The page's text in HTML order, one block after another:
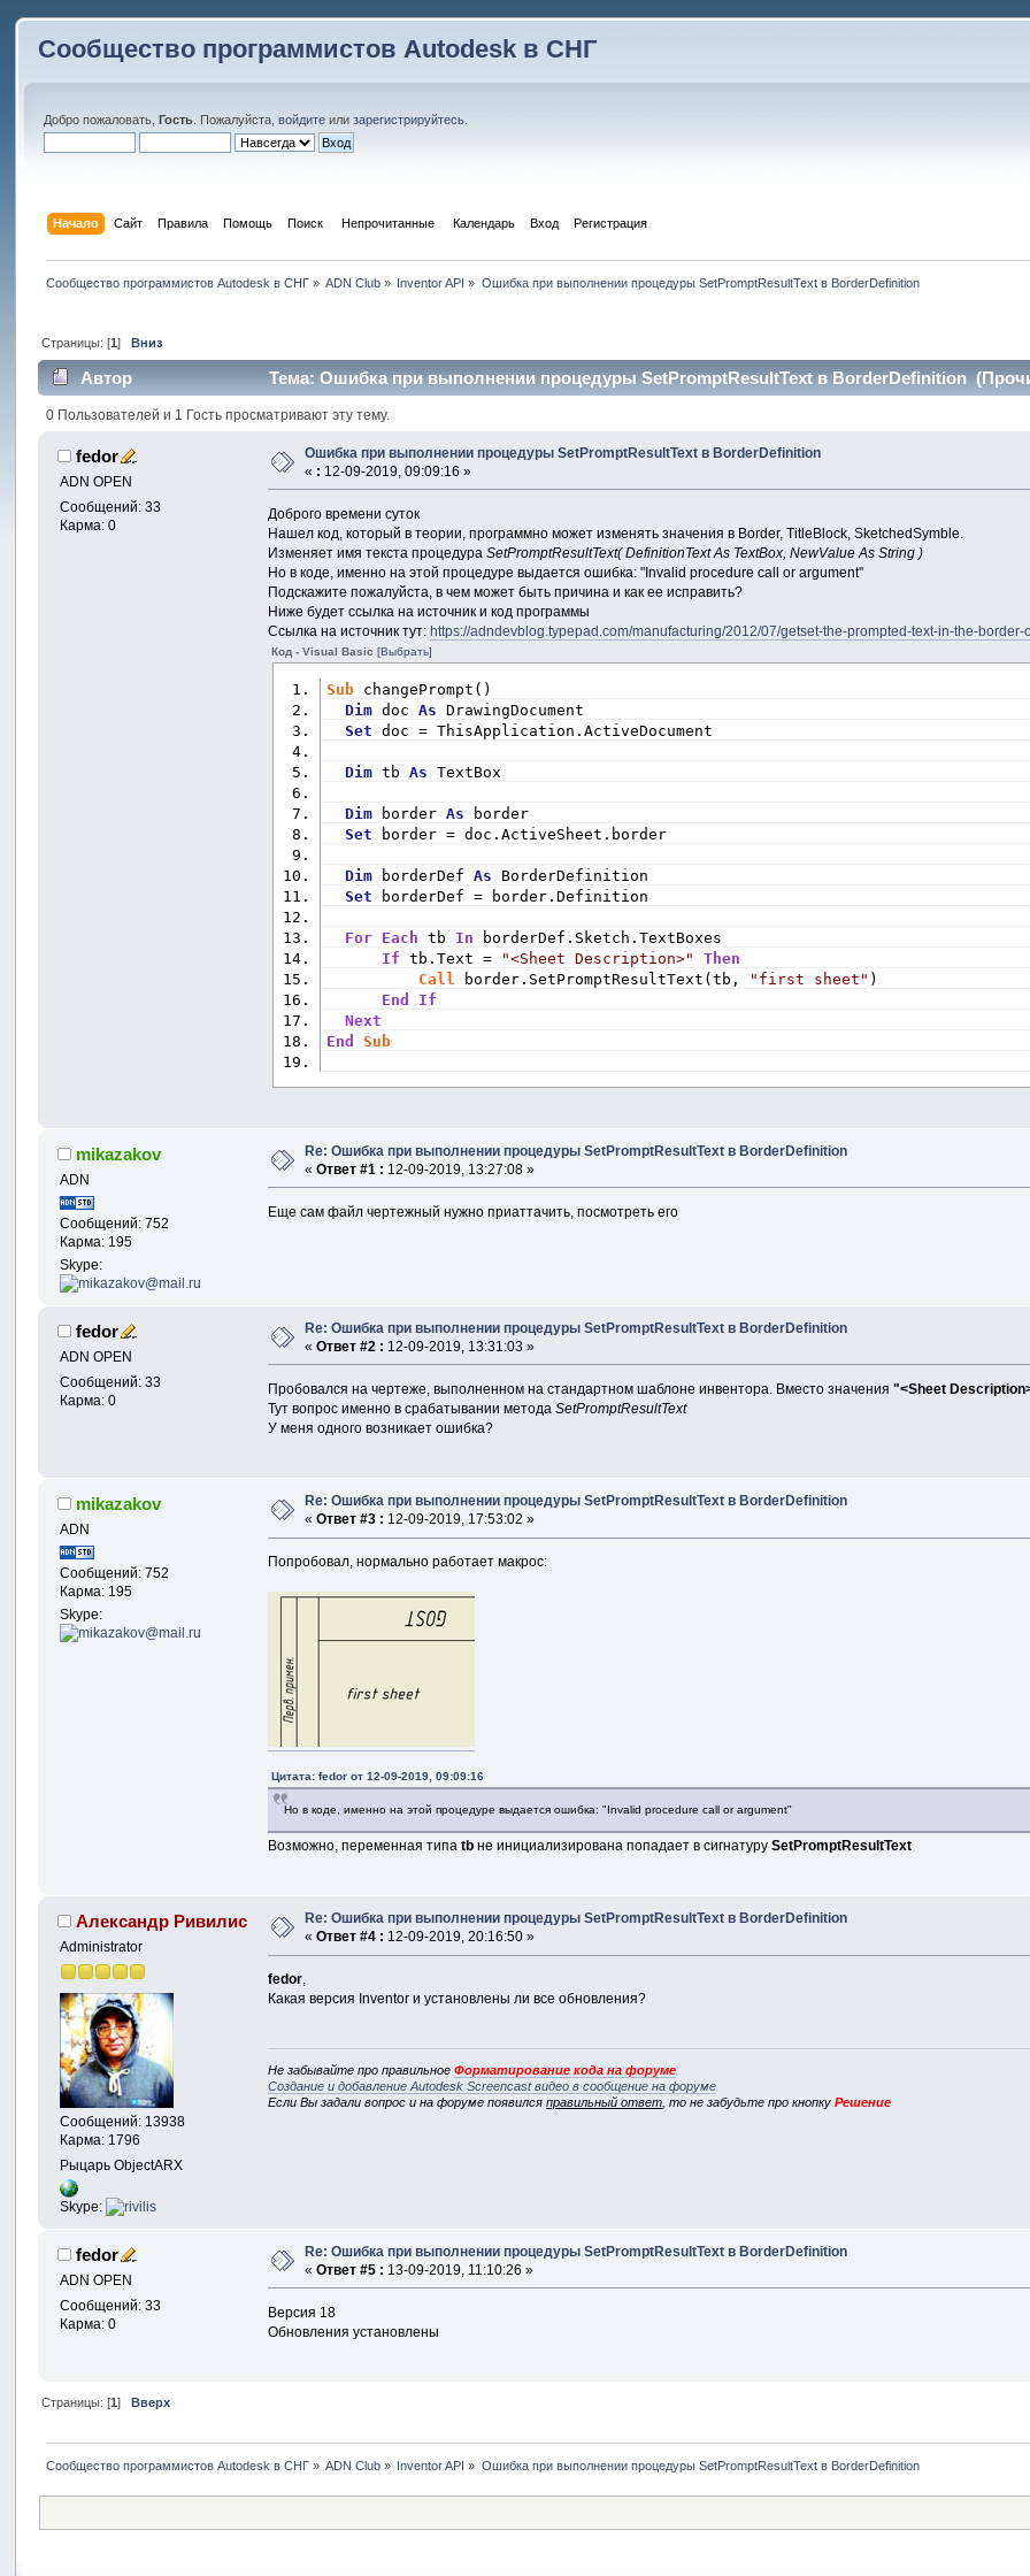
Сообщество программистов Autodesk в СНГ
Добро пожаловать,Гость . Пожалуйста,войдите илизарегистрируйтесь
Начало Сайт Правила Помощь Поиск Непрочитанные Календарь Вход Регистрация
Сообщество программистов Autodesk в СНГ» ADN Club » Inventor API » Ошибка при выполнении процедуры SetPromptResultText в BorderDefinition
Страницы: [1] Вниз
Автор Тема: Ошибка при выполнении процедуры SetPromptResultText в BorderDefinition
0 Пользователей и 1 Гость просматривают эту тему.
fedor
ADN OPEN
Сообщений: 33
Карма: 0
Ошибка при выполнении процедуры SetPromptResultText в BorderDefinition
« : 12-09-2019, 09:09:16 »
Доброго времени суток
Нашел код, который в теории, программно может изменять значения в Border, TitleBlock, SketchedSymble.
Изменяет имя текста процедураSetPromptResultText( DefinitionText As TextBox, NewValue As String )
Но в коде, именно на этой процедуре выдается ошибка: "Invalid procedure call or argument"
Подскажите пожалуйста, в чем может быть причина и как ее исправить?
Ниже будет ссылка на источник и код программы
Ссылка на источник тут:https://adndevblog.typepad.com/manufacturing/2012/07/getset-the-prompted-text-in-the-
Код - Visual Basic[Выбрать]
Sub changePrompt()
Dim doc As DrawingDocument
Set doc = ThisApplication.ActiveDocument
Dim tb As TextBox
Dim border As border
Set border = doc.ActiveSheet.border
Dim borderDef As BorderDefinition
Set borderDef = border.Definition
For Each tb In borderDef.Sketch.TextBoxes
If tb.Text = "<Sheet Description>"
Then
Call
border.SetPromptResultText(tb, "first sheet" )
End
If
Next
End
Sub
mikazakov
ADN
Сообщений: 752
Карма: 195
Skype:
Re: Ошибка при выполнении процедуры SetPromptResultText в BorderDefinition
«Ответ #1 : 12-09-2019, 13:27:08 »
Еще сам файл чертежный нужно приаттачить, посмотреть его
fedor
ADN OPEN
Сообщений: 33
Карма: 0
Re: Ошибка при выполнении процедуры SetPromptResultText в BorderDefinition
«Ответ #2 : 12-09-2019, 13:31:03 »
Пробовался на чертеже, выполненном на стандартном шаблоне инвентора. Вместо значения"<Sheet
Тут вопрос именно в срабатывании методаSetPromptResultText
У меня одного возникает ошибка?
mikazakov
ADN
Сообщений: 752
Карма: 195
Skype:
Re: Ошибка при выполнении процедуры SetPromptResultText в BorderDefinition
«Ответ #3 : 12-09-2019, 17:53:02 »
Попробовал, нормально работает макрос:
Цитата: fedor от 12-09-2019, 09:09:16
Но в коде, именно на этой процедуре выдается ошибка: "Invalid procedure call or argument"
Возможно, переменная типаtb не инициализирована попадает в сигнатуруSetPromptResultText
Александр Ривилис
Administrator
Сообщений: 13938
Карма: 1796
Рыцарь ObjectARX
Skype:
Re: Ошибка при выполнении процедуры SetPromptResultText в BorderDefinition
«Ответ #4 : 12-09-2019, 20:16:50 »
fedor,
Какая версия Inventor и установлены ли все обновления?
Не забывайте про правильноеФорматирование кода на форуме
Создание и добавление Autodesk Screencast видео в сообщение на форуме
Если Вы задали вопрос и на форуме появилсяправильный ответ , то не забудьте про кнопкуРешение
fedor
ADN OPEN
Сообщений: 33
Карма: 0
Re: Ошибка при выполнении процедуры SetPromptResultText в BorderDefinition
«Ответ #5 : 13-09-2019, 11:10:26 »
Версия 18
Обновления установлены
Страницы: [1] Вверх
Сообщество программистов Autodesk в СНГ» ADN Club » Inventor API » Ошибка при выполнении процедуры SetPromptResultText в BorderDefinition